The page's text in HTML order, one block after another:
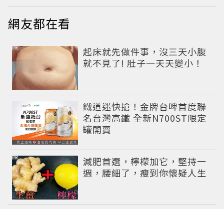
網友都在看
起床就先做件事，沒三天小腹
就不見了! 肚子一天天變小！
PR
鐵道迷快搶！金牌台啤首度聯
名台灣高鐵 全新N700ST限定
罐開賣
減肥首選，檸檬加它，堅持一
週，腰細了，瘦到你懷疑人生
PR